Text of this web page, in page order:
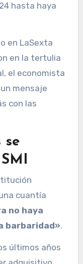
hasta haya
en LaSexta
en la tertulia
el economista
mensaje
con las
se
cuantía
no haya
barbaridad».
últimos años